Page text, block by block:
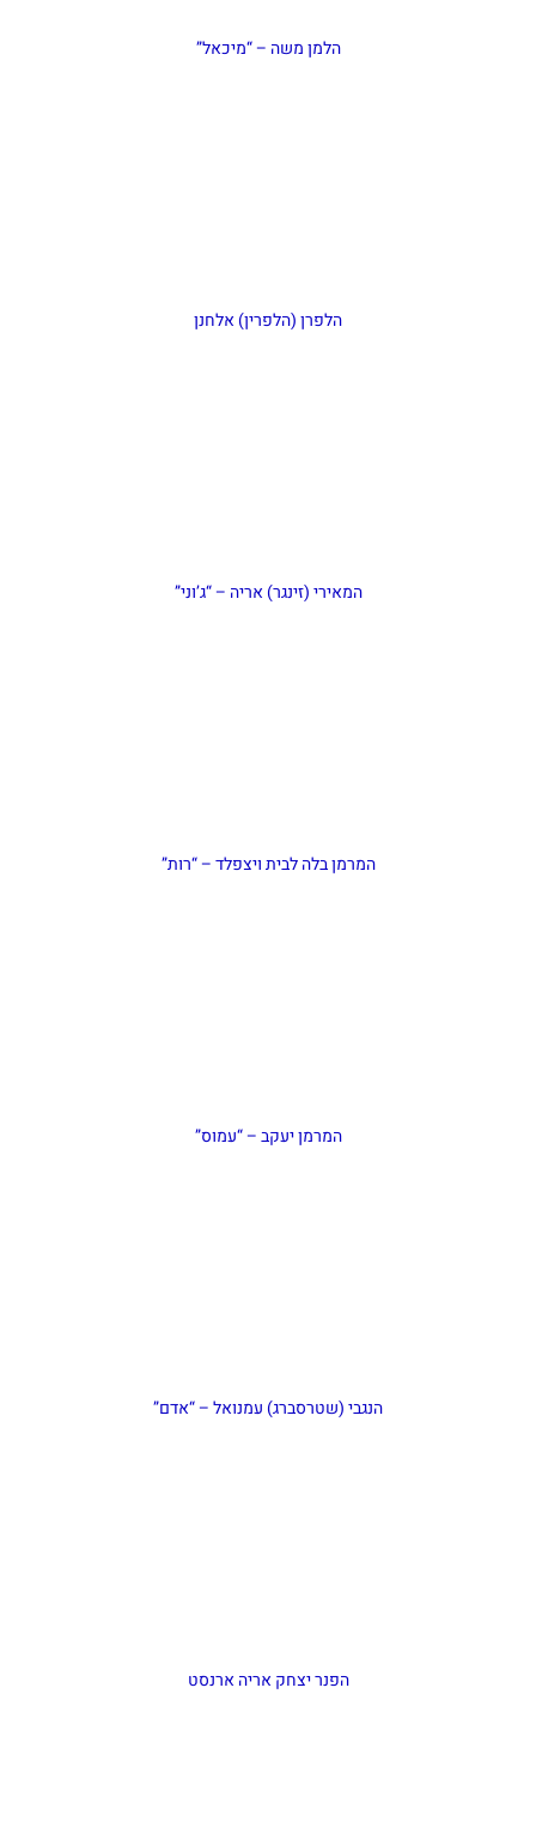
הלמן משה – “מיכאל”
הלפרן (הלפרין) אלחנן
המאירי (זינגר) אריה – “ג’וני”
המרמן בלה לבית ויצפלד – “רות”
המרמן יעקב – “עמוס”
הנגבי (שטרסברג) עמנואל – “אדם”
הפנר יצחק אריה ארנסט